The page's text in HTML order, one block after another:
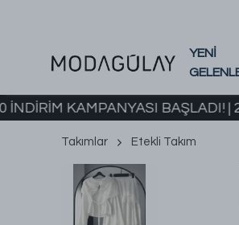
YENİ
BAŞLADI! | 2000 TL
Takımlar Etekli Takım